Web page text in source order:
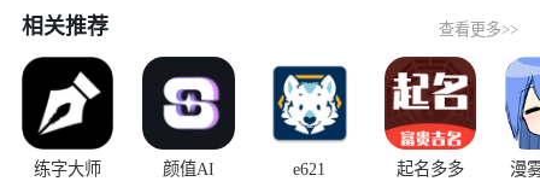
相关推荐 查看更多>>
练字大师 颜值AI e621 起名多多 漫